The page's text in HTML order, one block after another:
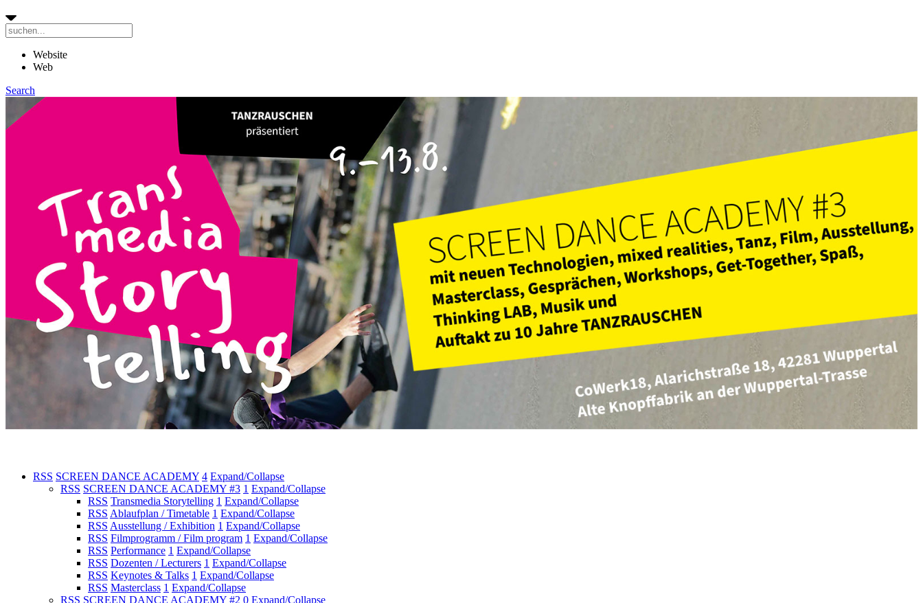
Website
Web
Search
RSS SCREEN DANCE ACADEMY 4 Expand/Collapse
RSS SCREEN DANCE ACADEMY #3 1 Expand/Collapse
RSS Transmedia Storytelling 1 Expand/Collapse
RSS Ablaufplan / Timetable 1 Expand/Collapse
RSS Ausstellung / Exhibition 1 Expand/Collapse
RSS Filmprogramm / Film program 1 Expand/Collapse
RSS Performance 1 Expand/Collapse
RSS Dozenten / Lecturers 1 Expand/Collapse
RSS Keynotes & Talks 1 Expand/Collapse
RSS Masterclass 1 Expand/Collapse
RSS SCREEN DANCE ACADEMY #2 0 Expand/Collapse